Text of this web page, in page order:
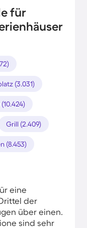
für
(3.031)
Grill (2.409)
(8.453)
eine
der
über einen.
sind sehr